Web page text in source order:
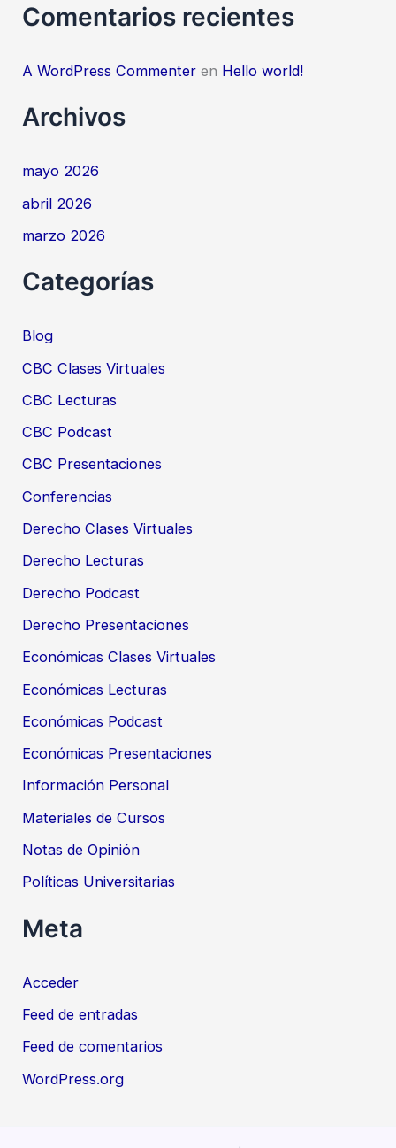
Comentarios recientes
A WordPress Commenter en Hello world!
Archivos
mayo 2026
abril 2026
marzo 2026
Categorías
Blog
CBC Clases Virtuales
CBC Lecturas
CBC Podcast
CBC Presentaciones
Conferencias
Derecho Clases Virtuales
Derecho Lecturas
Derecho Podcast
Derecho Presentaciones
Económicas Clases Virtuales
Económicas Lecturas
Económicas Podcast
Económicas Presentaciones
Información Personal
Materiales de Cursos
Notas de Opinión
Políticas Universitarias
Meta
Acceder
Feed de entradas
Feed de comentarios
WordPress.org